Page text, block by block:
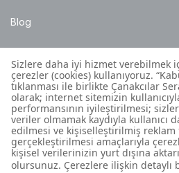
Blog
Satış Noktaları
Montaj Bilgileri
Müşteri İletişim Merkezi